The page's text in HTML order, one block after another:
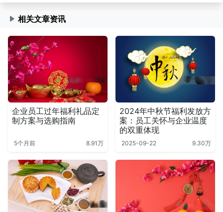
相关文章资讯
企业员工过年福利礼品定
制方案与选购指南
5个月前 8.91万
2024年中秋节福利发放方
案：员工关怀与企业温度
的双重体现
2025-09-22 9.30万